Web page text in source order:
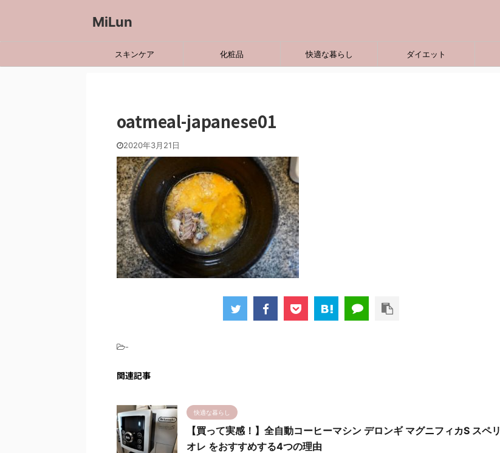
MiLun
スキンケア 化粧品 快適な暮らし ダイエット
oatmeal-japanese01
2020年3月21日
-
関連記事
快適な暮らし
【買って実感！】全自動コーヒーマシン デロンギ マグニフィカS スペリ
オレ をおすすめする4つの理由